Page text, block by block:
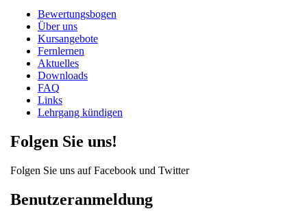
Bewertungsbogen
Über uns
Kursangebote
Fernlernen
Aktuelles
Downloads
FAQ
Links
Lehrgang kündigen
Folgen Sie uns!
Folgen Sie uns auf Facebook und Twitter
Benutzeranmeldung